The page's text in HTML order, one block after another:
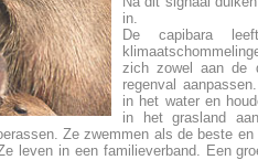
in.
De capibara
zich zowel aan de
regenval
in het water en
in het grasland
Ze zwemmen als de beste
leven in een familieverband. Een